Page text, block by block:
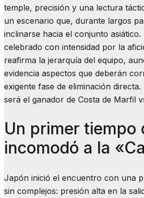
temple, precisión y una lectura
un escenario que, durante largos
inclinarse hacia el conjunto
celebrado con intensidad por la
reafirma la jerarquía del equipo,
evidencia aspectos que deberán
exigente fase de eliminación
será el ganador de Costa de Marfil
Un primer tiempo
incomodó a la
Japón inició el encuentro con una
sin complejos: presión alta en la